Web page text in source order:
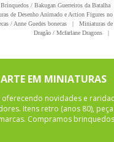
/ Bakugan Guerreiros da Batalha
de Desenho Animado e Action Figures
/ Anne Guedes bonecas |
Miniaturas
Dragão / Mcfarlane Dragons
|
ARTE EM MINIATURAS
oferecendo novidades e
Itens retro (anos 80),
Compramos